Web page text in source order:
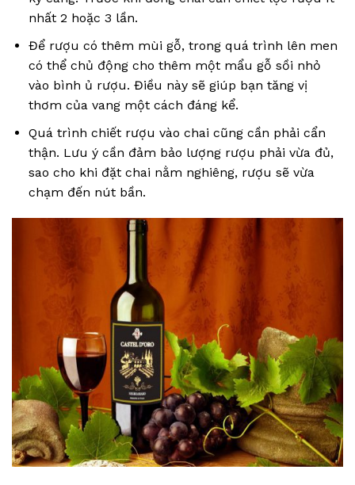
nhất 2 hoặc 3 lần.
Để rượu có thêm mùi gỗ, trong quá trình lên men
có thể chủ động cho thêm một mẩu gỗ sồi nhỏ
vào bình ủ rượu. Điều này sẽ giúp bạn tăng vị
thơm của vang một cách đáng kể.
Quá trình chiết rượu vào chai cũng cần phải cẩn
thận. Lưu ý cần đảm bảo lượng rượu phải vừa đủ,
sao cho khi đặt chai nằm nghiêng, rượu sẽ vừa
chạm đến nút bần.